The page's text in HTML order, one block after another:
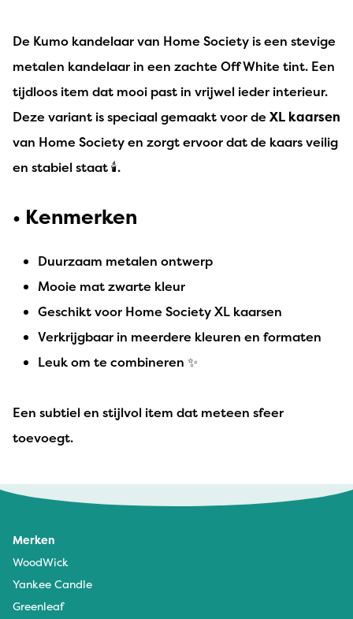
De Kumo kandelaar van Home Society is een stevige
metalen kandelaar in een zachte Off White tint. Een
tijdloos item dat mooi past in vrijwel ieder interieur.
Deze variant is speciaal gemaakt voor de XL kaarsen
van Home Society en zorgt ervoor dat de kaars veilig
en stabiel staat 🕯️.
• Kenmerken
Duurzaam metalen ontwerp
Mooie mat zwarte kleur
Geschikt voor Home Society XL kaarsen
Verkrijgbaar in meerdere kleuren en formaten
Leuk om te combineren ✨
Een subtiel en stijlvol item dat meteen sfeer
toevoegt.
Merken
WoodWick
Yankee Candle
Greenleaf